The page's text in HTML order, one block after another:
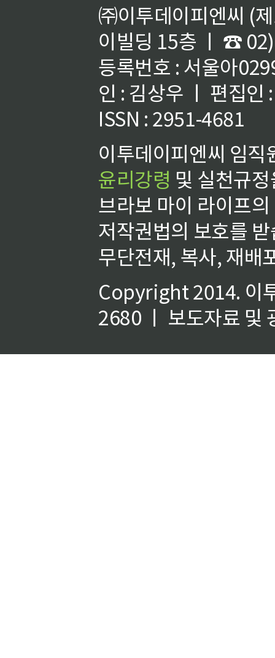
㈜이투데이피엔씨 (
이빌딩 15층 ㅣ ☎
등록번호 : 서울아
인 : 김상우 ㅣ 편집인
ISSN : 2951-4681
이투데이피엔씨 임
윤리강령 및 실천규
브라보 마이 라이프
저작권법의 보호를
무단전재, 복사, 재배
Copyright 2014. 이
2680 ㅣ 보도자료